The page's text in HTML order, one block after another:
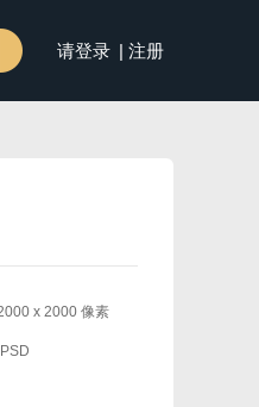
请登录 | 注册
x 2000 像素